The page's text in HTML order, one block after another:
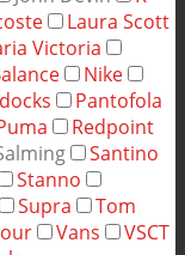
Laura Scott
Victoria
Nike
Pantofola
Redpoint
Santino
Stanno
Supra
Tom
Vans
VSCT